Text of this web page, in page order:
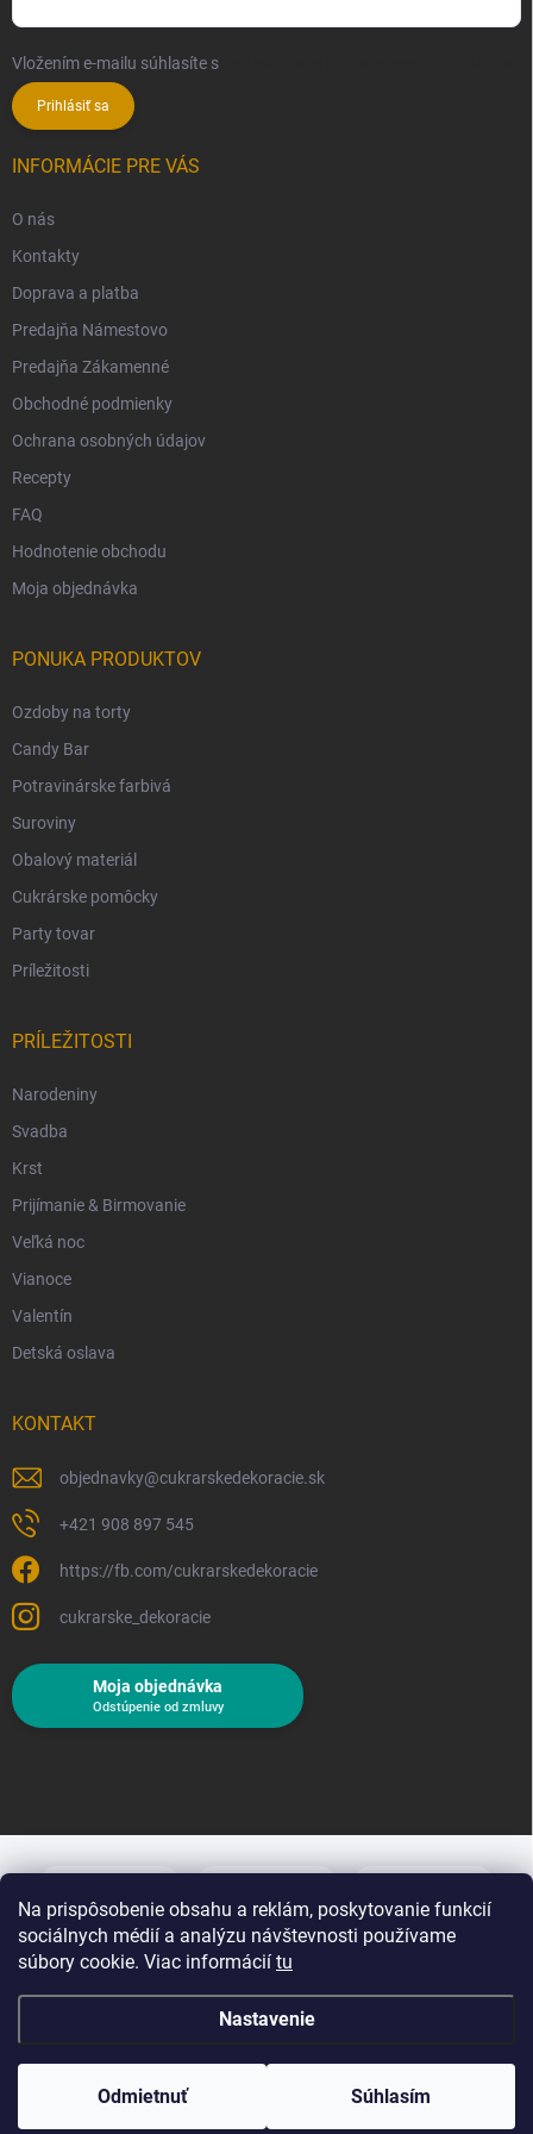
Na prispôsobenie obsahu a reklám, poskytovanie funkcií
sociálnych médií a analýzu návštevnosti používame
súbory cookie. Viac informácií tu
Nastavenie
Odmietnuť Súhlasím
Vložením e-mailu súhlasíte s
Prihlásiť sa
INFORMÁCIE PRE VÁS
O nás
Kontakty
Doprava a platba
Predajňa Námestovo
Predajňa Zákamenné
Obchodné podmienky
Ochrana osobných údajov
Recepty
FAQ
Hodnotenie obchodu
Moja objednávka
PONUKA PRODUKTOV
Ozdoby na torty
Candy Bar
Potravinárske farbivá
Suroviny
Obalový materiál
Cukrárske pomôcky
Party tovar
Príležitosti
PRÍLEŽITOSTI
Narodeniny
Svadba
Krst
Prijímanie & Birmovanie
Veľká noc
Vianoce
Valentín
Detská oslava
KONTAKT
objednavky@cukrarskedekoracie.sk
+421 908 897 545
https://fb.com/cukrarskedekoracie
cukrarske_dekoracie
Moja objednávka
Odstúpenie od zmluvy
Vytvoril Shoptet
Copyright 2026Cukrárske dekorácie. Všetky práva vyhradené.Upraviť